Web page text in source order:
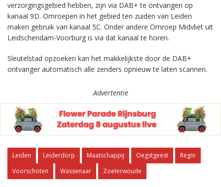
verzorgingsgebied hebben, zijn via DAB+ te ontvangen op
kanaal 9D. Omroepen in het gebied ten zuiden van Leiden
maken gebruik van kanaal 5C. Onder andere Omroep Midvliet uit
Leidschendam-Voorburg is via dat kanaal te horen.
Sleutelstad opzoeken kan het makkelijkste door de DAB+
ontvanger automatisch alle zenders opnieuw te laten scannen.
Advertentie
Leiden Leiderdorp Maatschappij Oegstgeest
Regio
Voorschoten
Wassenaar Zoeterwoude